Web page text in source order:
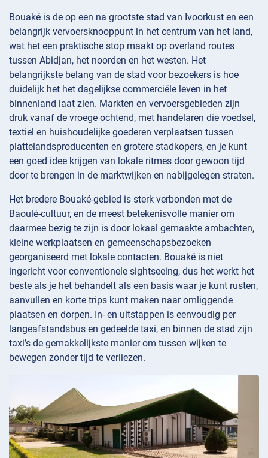
Bouaké is de op een na grootste stad van Ivoorkust en een
belangrijk vervoersknooppunt in het centrum van het land,
wat het een praktische stop maakt op overland routes
tussen Abidjan, het noorden en het westen. Het
belangrijkste belang van de stad voor bezoekers is hoe
duidelijk het het dagelijkse commerciële leven in het
binnenland laat zien. Markten en vervoersgebieden zijn
druk vanaf de vroege ochtend, met handelaren die voedsel,
textiel en huishoudelijke goederen verplaatsen tussen
plattelandsproducenten en grotere stadkopers, en je kunt
een goed idee krijgen van lokale ritmes door gewoon tijd
door te brengen in de marktwijken en nabijgelegen straten.
Het bredere Bouaké-gebied is sterk verbonden met de
Baoulé-cultuur, en de meest betekenisvolle manier om
daarmee bezig te zijn is door lokaal gemaakte ambachten,
kleine werkplaatsen en gemeenschapsbezoeken
georganiseerd met lokale contacten. Bouaké is niet
ingericht voor conventionele sightseeing, dus het werkt het
beste als je het behandelt als een basis waar je kunt rusten,
aanvullen en korte trips kunt maken naar omliggende
plaatsen en dorpen. In- en uitstappen is eenvoudig per
langeafstandsbus en gedeelde taxi, en binnen de stad zijn
taxi’s de gemakkelijkste manier om tussen wijken te
bewegen zonder tijd te verliezen.